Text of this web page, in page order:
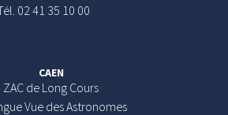
02 41 35 10 00
CAEN
ZAC de Long Cours
Vue des Astronomes